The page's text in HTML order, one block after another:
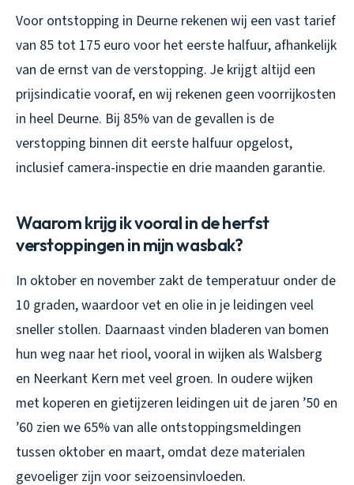
Voor ontstopping in Deurne rekenen wij een vast tarief
van 85 tot 175 euro voor het eerste halfuur, afhankelijk
van de ernst van de verstopping. Je krijgt altijd een
prijsindicatie vooraf, en wij rekenen geen voorrijkosten
in heel Deurne. Bij 85% van de gevallen is de
verstopping binnen dit eerste halfuur opgelost,
inclusief camera-inspectie en drie maanden garantie.
Waarom krijg ik vooral in de herfst
verstoppingen in mijn wasbak?
In oktober en november zakt de temperatuur onder de
10 graden, waardoor vet en olie in je leidingen veel
sneller stollen. Daarnaast vinden bladeren van bomen
hun weg naar het riool, vooral in wijken als Walsberg
en Neerkant Kern met veel groen. In oudere wijken
met koperen en gietijzeren leidingen uit de jaren ’50 en
’60 zien we 65% van alle ontstoppingsmeldingen
tussen oktober en maart, omdat deze materialen
gevoeliger zijn voor seizoensinvloeden.